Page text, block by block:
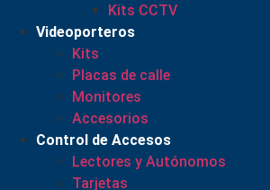
Kits CCTV
Videoporteros
Kits
Placas de calle
Monitores
Accesorios
Control de Accesos
Lectores y Autónomos
Tarjetas